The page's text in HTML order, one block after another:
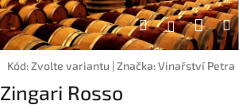
Hledat
Kód:Zvolte variantu |Značka:Vinařství Petra
Zingari Rosso